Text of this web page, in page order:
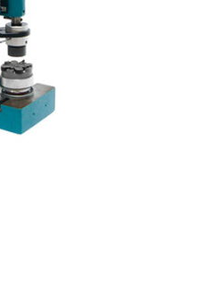
Industrie du métal
Offshore, Marine, Oil and
Gaz